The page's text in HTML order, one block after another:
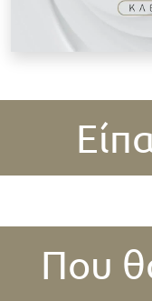
Που